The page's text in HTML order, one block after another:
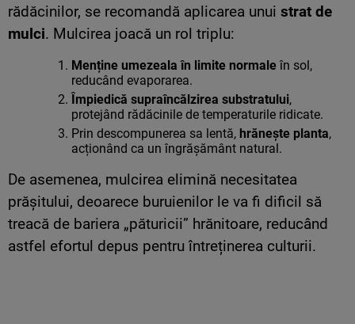
rădăcinilor, se recomandă aplicarea unui strat de
mulci. Mulcirea joacă un rol triplu:
Menține umezeala în limite normale în sol,
reducând evaporarea.
Împiedică supraîncălzirea substratului,
protejând rădăcinile de temperaturile ridicate.
Prin descompunerea sa lentă, hrănește planta,
acționând ca un îngrășământ natural.
De asemenea, mulcirea elimină necesitatea
prășitului, deoarece buruienilor le va fi dificil să
treacă de bariera „păturicii” hrănitoare, reducând
astfel efortul depus pentru întreținerea culturii.